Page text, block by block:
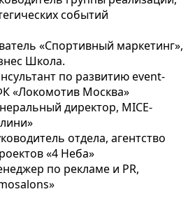
событий
«Спортивный маркетинг»,
Школа.
по развитию event-
«Локомотив Москва»
директор, MICE-
отдела, агентство
«4 Неба»
по рекламе и PR,